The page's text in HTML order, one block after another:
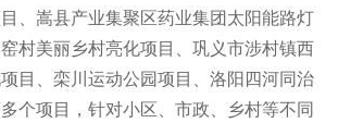
、嵩县产业集聚区药业集团太阳能路灯
村美丽乡村亮化项目、巩义市涉村镇西
目、栾川运动公园项目、洛阳四河同治
个项目，针对小区、市政、乡村等不同